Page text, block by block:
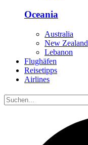
Oceania
Australia
New Zealand
Lebanon
Flughäfen
Reisetipps
Airlines